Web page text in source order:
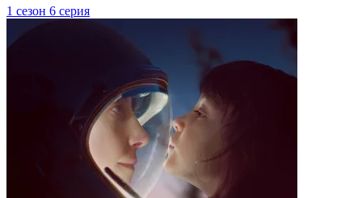
1 сезон 6 серия